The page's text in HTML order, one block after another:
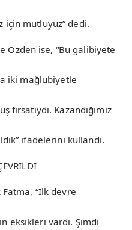
için mutluyuz” dedi.
Özden ise, “Bu galibiyete
iki mağlubiyetle
Kazandığımız
ifadelerini kullandı.
“İlk devre
eksikleri vardı. Şimdi